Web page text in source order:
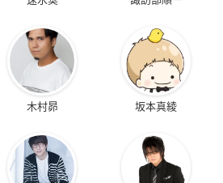
木村昴 坂本真綾